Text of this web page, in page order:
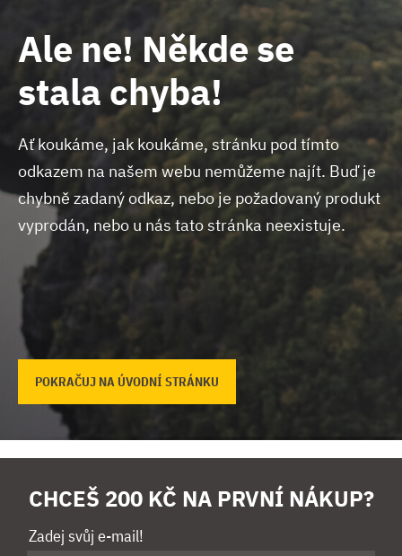
Ale ne! Někde se
stala chyba!
Ať koukáme, jak koukáme, stránku pod tímto
odkazem na našem webu nemůžeme najít. Buď je
chybně zadaný odkaz, nebo je požadovaný produkt
vyprodán, nebo u nás tato stránka neexistuje.
POKRAČUJ NA ÚVODNÍ STRÁNKU
CHCEŠ 200 KČ NA PRVNÍ NÁKUP?
Zadej svůj e-mail!